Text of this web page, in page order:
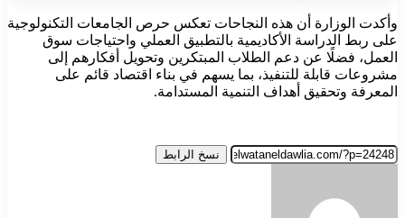
وأكدت الوزارة أن هذه النجاحات تعكس حرص الجامعات التكنولوجية
على ربط الدراسة الأكاديمية بالتطبيق العملي واحتياجات سوق
العمل، فضلًا عن دعم الطلاب المبتكرين وتحويل أفكارهم إلى
مشروعات قابلة للتنفيذ، بما يسهم في بناء اقتصاد قائم على
المعرفة وتحقيق أهداف التنمية المستدامة.
نسخ الرابط